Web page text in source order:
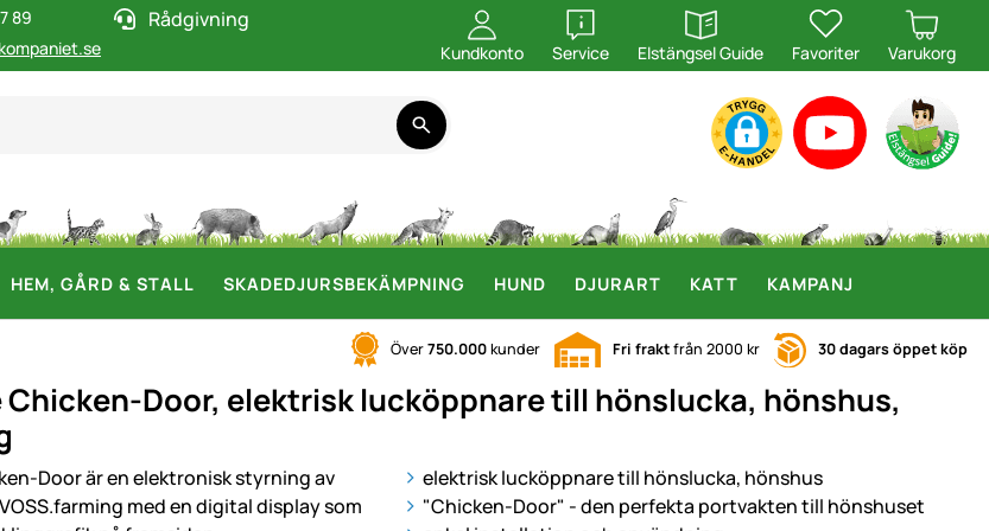
89
Rådgivning
Kundkonto Service
öppna
Elstängsel Guide
öppna
Favoriter Varukorg
HEM, GÅRD & STALL SKADEDJURSBEKÄMPNING HUND DJURART KATT KAMPANJ
Över750.000kunder Fri fraktfrån 2000 kr 30 dagars öppet köp
Chicken-Door, elektrisk lucköppnare till hönslucka, hönshus,
elektrisk lucköppnare till hönslucka, hönshus
"Chicken-Door" - den perfekta portvakten till hönshuset